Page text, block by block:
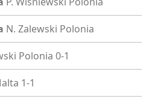
N. Zalewski Polonia
Polonia 0-1
1-1